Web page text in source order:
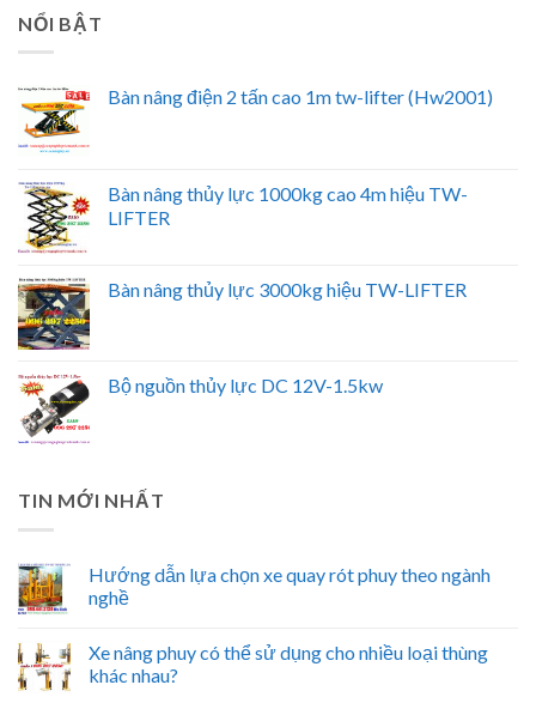
NỔI BẬT
Bàn nâng điện 2 tấn cao 1m tw-lifter (Hw2001)
Bàn nâng thủy lực 1000kg cao 4m hiệu TW-
LIFTER
Bàn nâng thủy lực 3000kg hiệu TW-LIFTER
Bộ nguồn thủy lực DC 12V-1.5kw
TIN MỚI NHẤT
Hướng dẫn lựa chọn xe quay rót phuy theo ngành
nghề
Xe nâng phuy có thể sử dụng cho nhiều loại thùng
khác nhau?